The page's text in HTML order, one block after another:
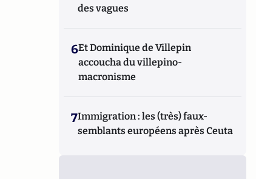
des vagues
6Et Dominique de Villepin
accoucha du villepino-
macronisme
7Immigration : les (très) faux-
semblants européens après Ceuta